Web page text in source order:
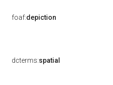
foaf:depiction
dcterms:spatial